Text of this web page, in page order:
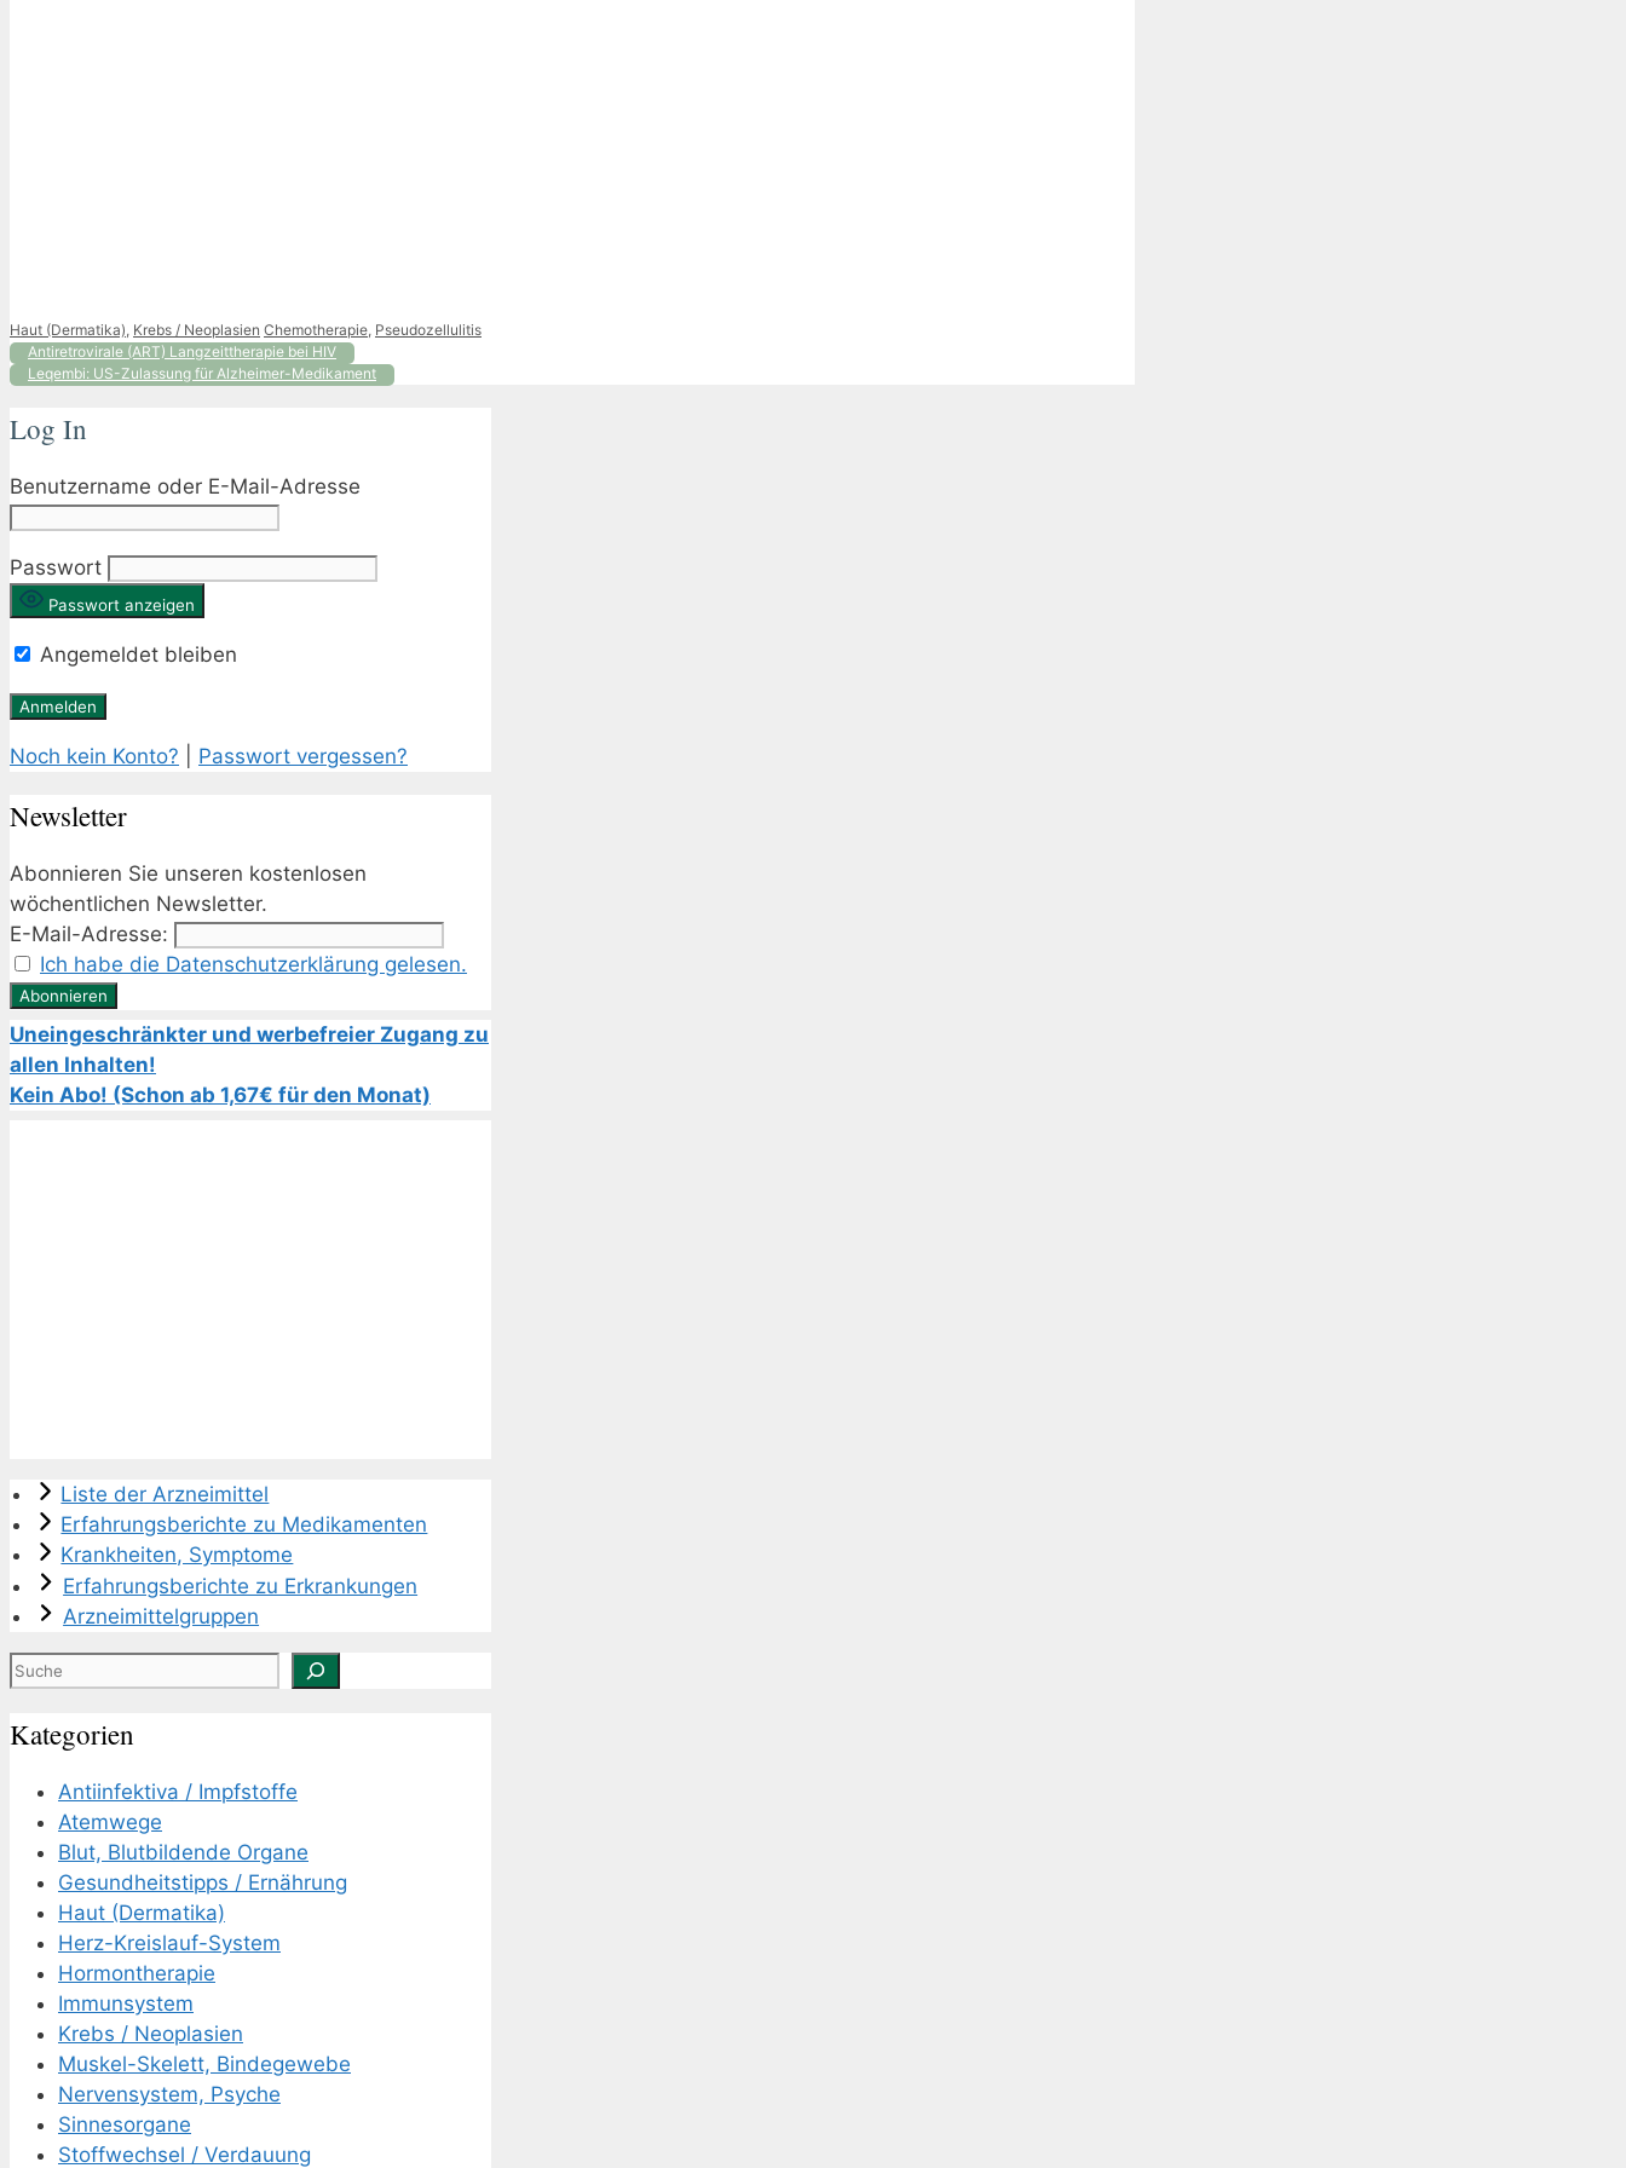
Kategorien
Haut (Dermatika) Krebs / Neoplasien Schlagwörter
Chemotherapie Pseudozellulitis
Antiretrovirale (ART) Langzeittherapie bei HIV
Leqembi: US-Zulassung für Alzheimer-Medikament
Log In
Benutzername oder E-Mail-Adresse
Passwort
Passwort anzeigen
Angemeldet bleiben
Noch kein Konto? Passwort vergessen?
Newsletter
Abonnieren Sie unseren kostenlosen
wöchentlichen Newsletter.
E-Mail-Adresse:
Ich habe die Datenschutzerklärung gelesen.
Uneingeschränkter und werbefreier Zugang zu
allen Inhalten!
Kein Abo! (Schon ab 1,67€ für den Monat)
Liste der Arzneimittel
Erfahrungsberichte zu Medikamenten
Krankheiten, Symptome
Erfahrungsberichte zu Erkrankungen
Arzneimittelgruppen
Suchen
Kategorien
Antiinfektiva / Impfstoffe
Atemwege
Blut, Blutbildende Organe
Gesundheitstipps / Ernährung
Haut (Dermatika)
Herz-Kreislauf-System
Hormontherapie
Immunsystem
Krebs / Neoplasien
Muskel-Skelett, Bindegewebe
Nervensystem, Psyche
Sinnesorgane
Stoffwechsel / Verdauung